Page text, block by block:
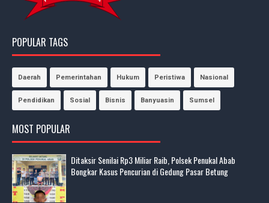
POPULAR TAGS
Daerah Pemerintahan Hukum Peristiwa Nasional
Pendidikan Sosial Bisnis Banyuasin Sumsel
MOST POPULAR
Ditaksir Senilai Rp3 Miliar Raib, Polsek Penukal Abab
Bongkar Kasus Pencurian di Gedung Pasar Betung